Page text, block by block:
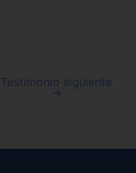
Testimonio siguiente
→